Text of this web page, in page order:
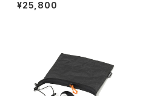
¥25,800